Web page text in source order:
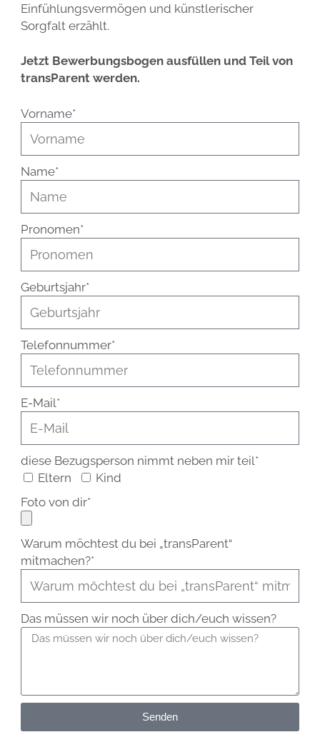
Einfühlungsvermögen und künstlerischer
Sorgfalt erzählt.
Jetzt Bewerbungsbogen ausfüllen und Teil von
transParent werden.
Vorname*
Name*
Pronomen*
Geburtsjahr*
Telefonnummer*
E-Mail*
diese Bezugsperson nimmt neben mir teil*
Eltern
Kind
Foto von dir*
Warum möchtest du bei „transParent“
mitmachen?*
Das müssen wir noch über dich/euch wissen?
Senden